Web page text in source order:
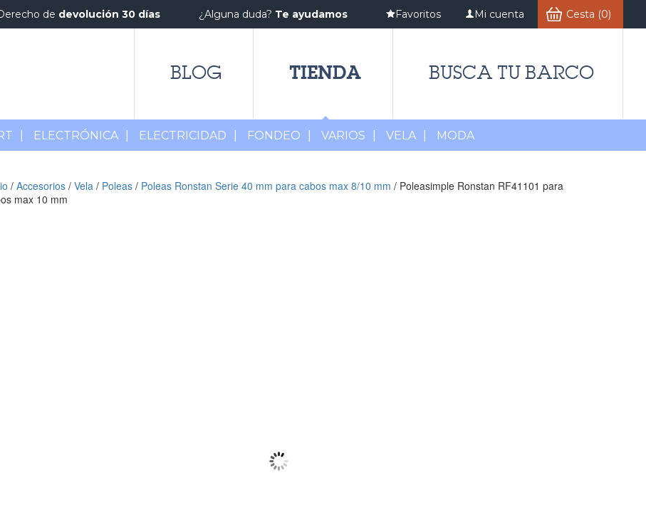
de devolución 30 días ¿Alguna duda? Te ayudamos Favoritos Mi cuenta Cesta (0)
BLOG TIENDA BUSCA TU BARCO
ELECTRÓNICA ELECTRICIDAD FONDEO VARIOS VELA MODA
/ Accesorios/ Vela/ Poleas/ Poleas Ronstan Serie 40 mm para cabos max 8/10 mm / Poleasimple Ronstan RF41101 para
max 10 mm